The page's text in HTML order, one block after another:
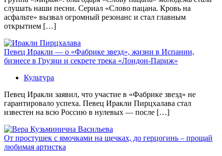
слушать наши песни. Сериал «Слово пацана. Кровь на
асфальте» вызвал огромный резонанс и стал главным
открытием […]
Певец Иракли — о «Фабрике звезд», жизни в Испании,
бизнесе в Грузии и секрете трека «Лондон-Париж»
Культура
Певец Иракли заявил, что участие в «Фабрике звезд» не
гарантировало успеха. Певец Иракли Пирцхалава стал
известен на всю Россию в нулевых — после […]
От простушек с ямочками на щечках, до герцогинь – прощай
любимая артистка